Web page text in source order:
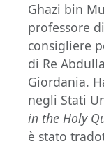
Ghazi bin
professore
consigliere
di Re
Giordania.
negli Stati
in the Holy
è stato